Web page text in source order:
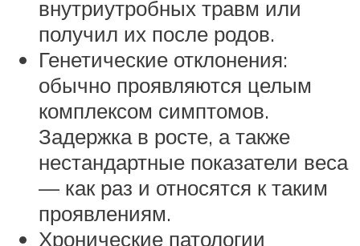
внутриутробных травм или
получил их после родов.
Генетические отклонения:
обычно проявляются целым
комплексом симптомов.
Задержка в росте, а также
нестандартные показатели веса
— как раз и относятся к таким
проявлениям.
Хронические патологии